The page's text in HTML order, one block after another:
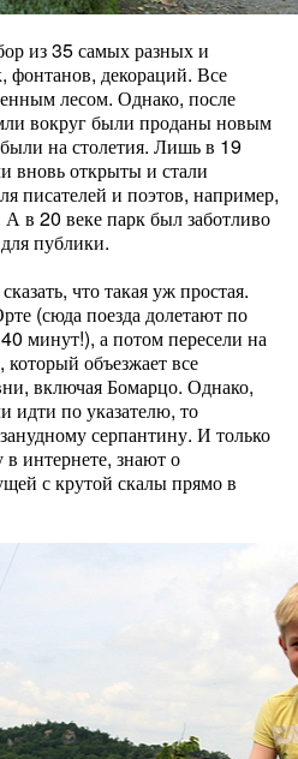
из 35 самых разных и
фонтанов, декораций. Все
лесом. Однако, после
вокруг были проданы новым
на столетия. Лишь в 19
вновь открыты и стали
писателей и поэтов, например,
в 20 веке парк был заботливо
публики.
что такая уж простая.
(сюда поезда долетают по
минут!), а потом пересели на
который объезжает все
включая Бомарцо. Однако,
идти по указателю, то
серпантину. И только
в интернете, знают о
с крутой скалы прямо в